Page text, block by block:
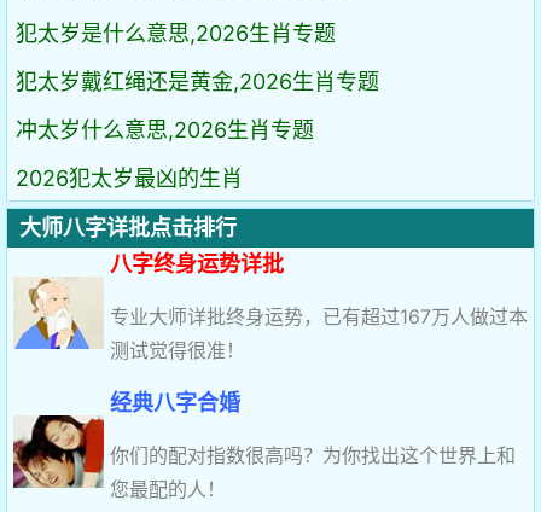
犯太岁是什么意思,2026生肖专题
犯太岁戴红绳还是黄金,2026生肖专题
冲太岁什么意思,2026生肖专题
2026犯太岁最凶的生肖
大师八字详批点击排行
八字终身运势详批
专业大师详批终身运势，已有超过167万人做过本
测试觉得很准！
经典八字合婚
你们的配对指数很高吗？为你找出这个世界上和
您最配的人！